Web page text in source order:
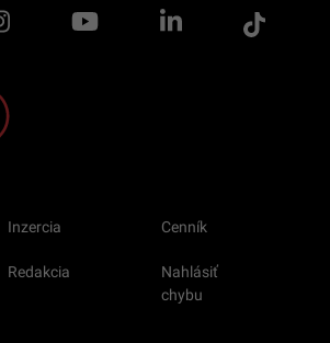
Inzercia Cenník
Redakcia
Nahlásiť
chybu